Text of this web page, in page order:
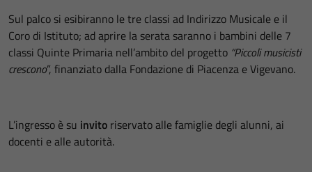
Sul palco si esibiranno le tre classi ad Indirizzo Musicale e il
Coro di Istituto; ad aprire la serata saranno i bambini delle 7
classi Quinte Primaria nell’ambito del progetto “Piccoli musicisti
crescono”, finanziato dalla Fondazione di Piacenza e Vigevano.
L’ingresso è su invito riservato alle famiglie degli alunni, ai
docenti e alle autorità.